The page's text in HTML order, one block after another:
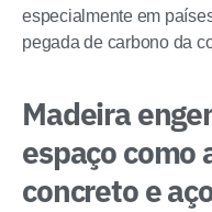
especialmente em
pegada de carbono da
Madeira
espaço como
concreto e